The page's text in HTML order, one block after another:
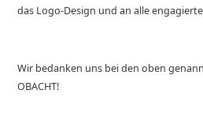
das Logo-Design und an alle
Wir bedanken uns bei den oben
OBACHT!